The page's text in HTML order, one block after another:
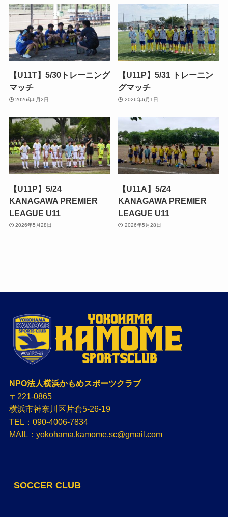
【U11T】5/30トレーニング
マッチ
2026年6月2日
【U11P】5/31 トレーニン
グマッチ
2026年6月1日
【U11P】5/24
KANAGAWA PREMIER
LEAGUE U11
2026年5月28日
【U11A】5/24
KANAGAWA PREMIER
LEAGUE U11
2026年5月28日
NPO法人横浜かもめスポーツクラブ
〒221-0865
横浜市神奈川区片倉5-26-19
TEL：090-4006-7834
MAIL：yokohama.kamome.sc@gmail.com
SOCCER CLUB